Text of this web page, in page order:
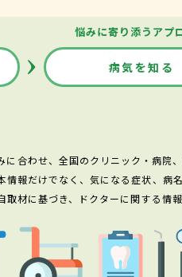
悩みに寄り添うアプ
病気を知る
合わせ、全国のクリニック・病院
報だけでなく、気になる症状、病
取材に基づき、ドクターに関する情